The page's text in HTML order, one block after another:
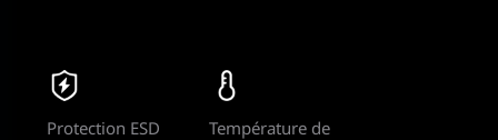
Protection ESD
Température de